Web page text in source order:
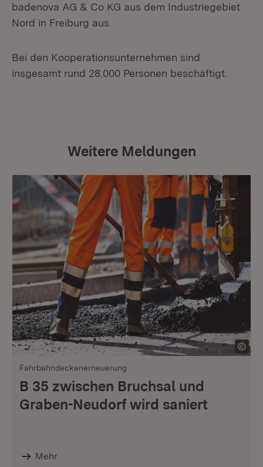
badenova AG & Co KG aus dem Industriegebiet
Nord in Freiburg aus.
Bei den Kooperationsunternehmen sind
insgesamt rund 28.000 Personen beschäftigt.
Weitere Meldungen
Fahrbahndeckenerneuerung
B 35 zwischen Bruchsal und
Graben-Neudorf wird saniert
Mehr